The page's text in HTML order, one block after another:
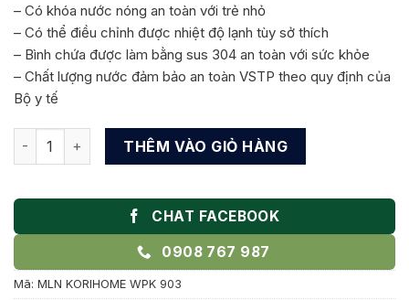
– Có khóa nước nóng an toàn với trẻ nhỏ
– Có thể điều chỉnh được nhiệt độ lạnh tùy sở thích
– Bình chứa được làm bằng sus 304 an toàn với sức khỏe
– Chất lượng nước đảm bảo an toàn VSTP theo quy định của
Bộ y tế
MÁY LỌC NƯỚC KORIHOME WPK-903 TÍCH HỢP NÓNG
THÊM VÀO GIỎ HÀNG
CHAT FACEBOOK
0908 767 987
Mã: MLN KORIHOME WPK 903